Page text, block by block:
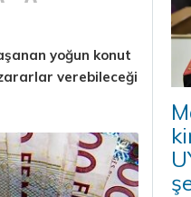
yoğun konut
zararlar verebileceği